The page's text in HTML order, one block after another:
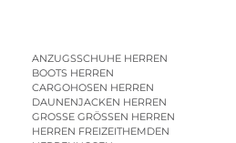
ANZUGSSCHUHE HERREN
BOOTS HERREN
CARGOHOSEN HERREN
DAUNENJACKEN HERREN
GROSSE GRÖSSEN HERREN
HERREN FREIZEITHEMDEN